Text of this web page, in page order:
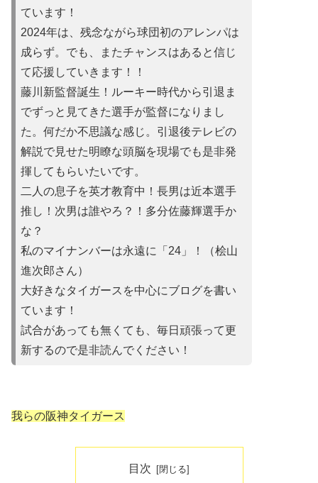
ています！
2024年は、残念ながら球団初のアレンパは
成らず。でも、またチャンスはあると信じ
て応援していきます！！
藤川新監督誕生！ルーキー時代から引退ま
でずっと見てきた選手が監督になりまし
た。何だか不思議な感じ。引退後テレビの
解説で見せた明瞭な頭脳を現場でも是非発
揮してもらいたいです。
二人の息子を英才教育中！長男は近本選手
推し！次男は誰やろ？！多分佐藤輝選手か
な？
私のマイナンバーは永遠に「24」！（桧山
進次郎さん）
大好きなタイガースを中心にブログを書い
ています！
試合があって も無くても、毎日頑張って更
新するので是非読んでください！
我らの阪神タイガース
目次